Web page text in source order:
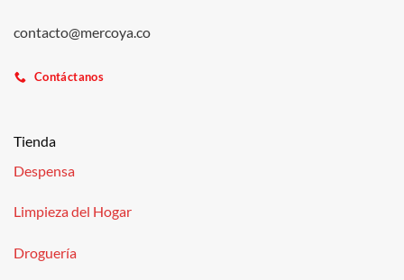
contacto@mercoya.co
Contáctanos
Tienda
Despensa
Limpieza del Hogar
Droguería